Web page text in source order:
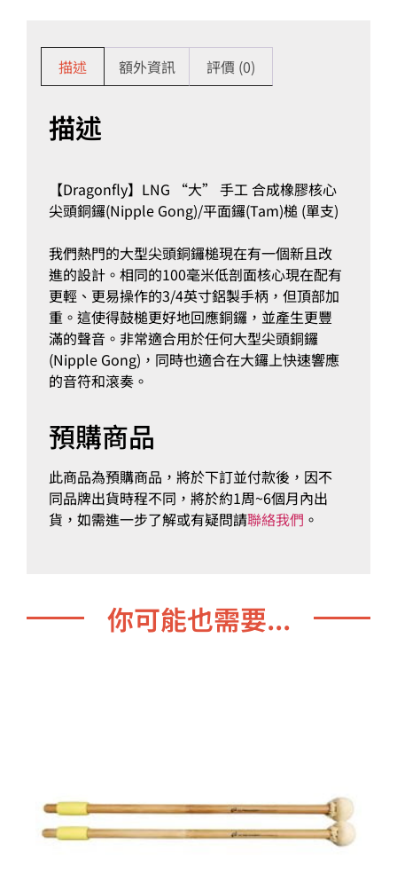
描述 額外資訊 評價 (0)
描述
【Dragonfly】LNG “大” 手工 合成橡膠核心
尖頭銅鑼(Nipple Gong)/平面鑼(Tam)槌 (單支)
我們熱門的大型尖頭銅鑼槌現在有一個新且改
進的設計。相同的100毫米低剖面核心現在配有
更輕、更易操作的3/4英寸鋁製手柄，但頂部加
重。這使得鼓槌更好地回應銅鑼，並產生更豐
滿的聲音。非常適合用於任何大型尖頭銅鑼
(Nipple Gong)，同時也適合在大鑼上快速響應
的音符和滾奏。
預購商品
此商品為預購商品，將於下訂並付款後，因不
同品牌出貨時程不同，將於約1周~6個月內出
貨，如需進一步了解或有疑問請聯絡我們 。
你可能也需要...